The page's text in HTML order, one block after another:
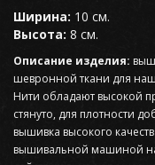
Ширина: 10 см.
Высота: 8 см.
Описание изделия:
шевронной ткани для
Нити обладают высокой
стянуто, для плотности
вышивка высокого
вышивальной машиной